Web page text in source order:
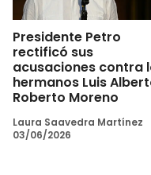
Presidente Petro
rectificó sus
acusaciones contra
hermanos Luis
Roberto Moreno
Laura Saavedra Martínez
03/06/2026